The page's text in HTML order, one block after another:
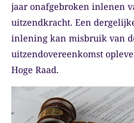
jaar onafgebroken inlenen
uitzendkracht. Een
inlening kan misbruik van
uitzendovereenkomst
Hoge Raad.